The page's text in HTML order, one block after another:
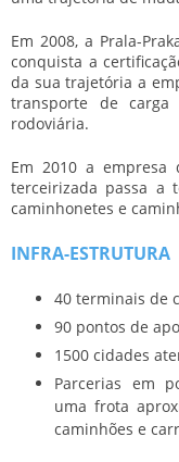
Em 2008, a Prala-
conquista a
da sua trajetória a
transporte de carga
rodoviária.
Em 2010 a
terceirizada passa a
caminhonetes e
INFRA-ESTRUTURA
40 terminais de
90 pontos de
1500 cidades
Parcerias em
uma frota
caminhões e